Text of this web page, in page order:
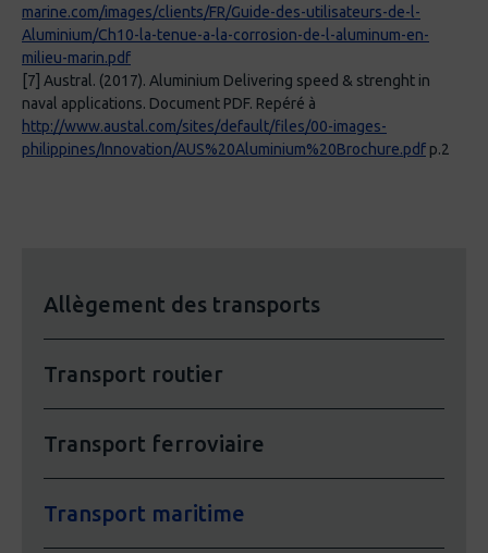
marine.com/images/clients/FR/Guide-des-utilisateurs-de-l-
Aluminium/Ch10-la-tenue-a-la-corrosion-de-l-aluminum-en-
milieu-marin.pdf
[7] Austral. (2017). Aluminium Delivering speed & strenght in
naval applications. Document PDF. Repéré à
http://www.austal.com/sites/default/files/00-images-
philippines/Innovation/AUS%20Aluminium%20Brochure.pdf p.2
Allègement des transports
Transport routier
Transport ferroviaire
Transport maritime